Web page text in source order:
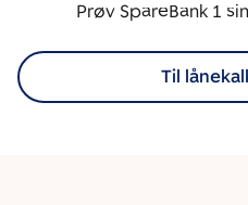
Prøv SpareBank 1
Til